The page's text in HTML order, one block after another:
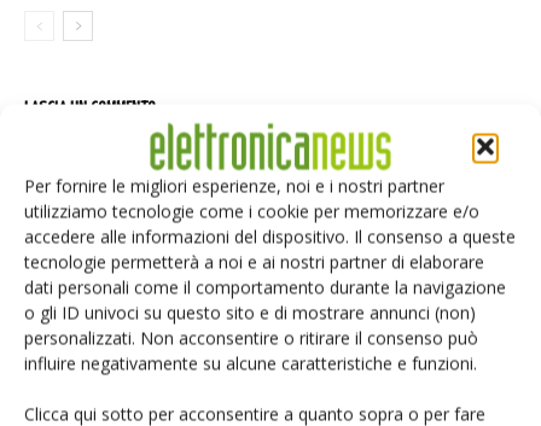
Per fornire le migliori esperienze, noi e i nostri partner
utilizziamo tecnologie come i cookie per memorizzare e/o
accedere alle informazioni del dispositivo. Il consenso a queste
tecnologie permetterà a noi e ai nostri partner di elaborare
dati personali come il comportamento durante la navigazione
o gli ID univoci su questo sito e di mostrare annunci (non)
personalizzati. Non acconsentire o ritirare il consenso può
influire negativamente su alcune caratteristiche e funzioni.
Clicca qui sotto per acconsentire a quanto sopra o per fare
LASCIA UN COMMENTO